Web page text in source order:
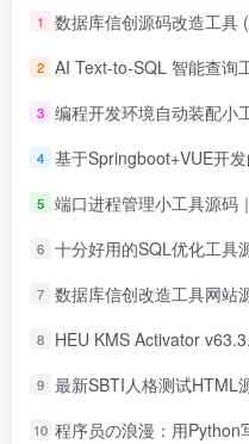
1 数据库信创源码改造工具
2 AI Text-to-SQL 智能查询
3 编程开发环境自动装配小
4 基于Springboot+VUE开
5 端口进程管理小工具源码
6 十分好用的SQL优化工具
7 数据库信创改造工具网站
8 HEU KMS Activator
9 最新SBTI人格测试HTML
10 程序员の浪漫：用Python